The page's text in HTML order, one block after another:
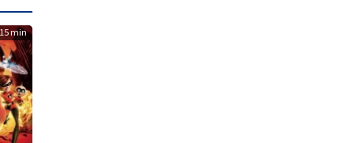
min